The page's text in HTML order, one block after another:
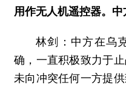
用作无人机遥控器。
林剑：中方在乌
确，一直积极致力于
未向冲突任何一方提